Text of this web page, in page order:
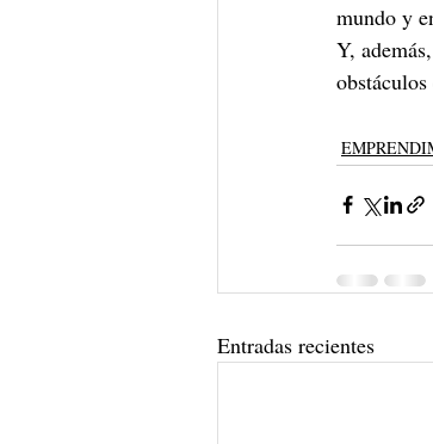
mundo y
Y,
Entradas recientes